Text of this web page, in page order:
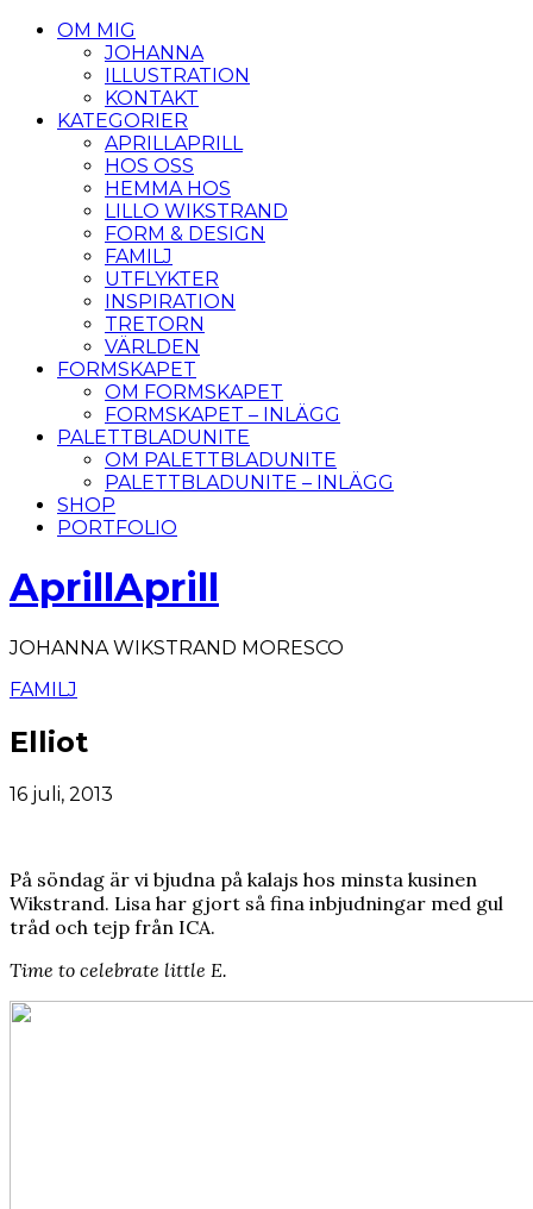
OM MIG
JOHANNA
ILLUSTRATION
KONTAKT
KATEGORIER
APRILLAPRILL
HOS OSS
HEMMA HOS
LILLO WIKSTRAND
FORM & DESIGN
FAMILJ
UTFLYKTER
INSPIRATION
TRETORN
VÄRLDEN
FORMSKAPET
OM FORMSKAPET
FORMSKAPET – INLÄGG
PALETTBLADUNITE
OM PALETTBLADUNITE
PALETTBLADUNITE – INLÄGG
SHOP
PORTFOLIO
AprillAprill
JOHANNA WIKSTRAND MORESCO
FAMILJ
Elliot
16 juli, 2013
På söndag är vi bjudna på kalajs hos minsta kusinen
Wikstrand. Lisa har gjort så fina inbjudningar med gul
tråd och tejp från ICA.
Time to celebrate little E.